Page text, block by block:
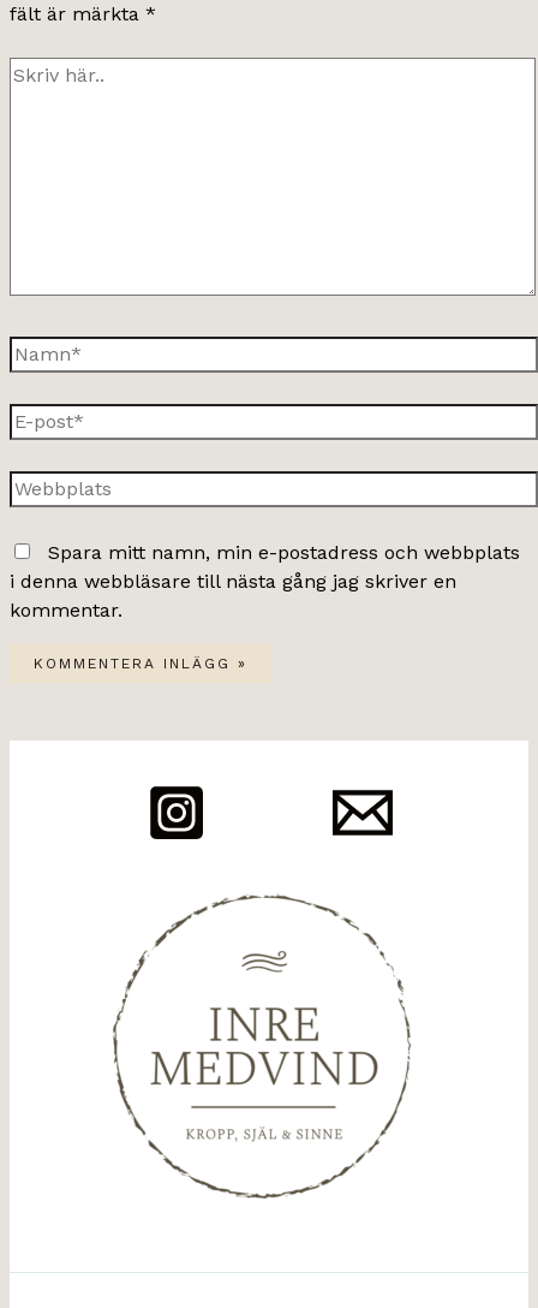
fält är märkta *
Skriv
Namn*
E-
post*
Webbplats
Spara mitt namn, min e-postadress och webbplats
i denna webbläsare till nästa gång jag skriver en
kommentar.